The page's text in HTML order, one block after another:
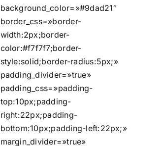
background_color=»#9dad21″
border_css=»border-
width:2px;border-
color:#f7f7f7;border-
style:solid;border-radius:5px;»
padding_divider=»true»
padding_css=»padding-
top:10px;padding-
right:22px;padding-
bottom:10px;padding-left:22px;»
margin_divider=»true»